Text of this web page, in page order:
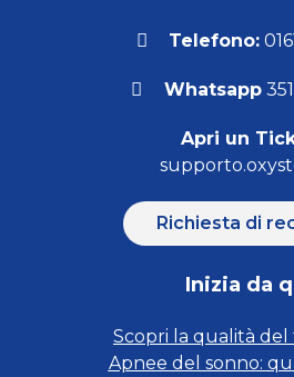
Telefono:
Whatsapp
Apri un
Richiesta di
Inizia da
Scopri la qualità
Apnee del sonno: